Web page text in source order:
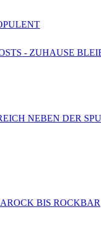
- ZUHAUSE
NEBEN DER
BIS ROCKBAR